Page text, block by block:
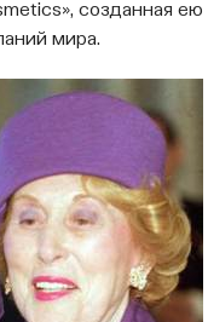
созданная ею
мира.